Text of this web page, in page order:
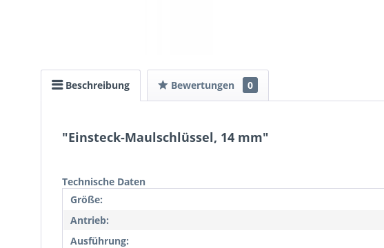
Beschreibung Bewertungen 0
"Einsteck-Maulschlüssel, 14 mm"
Technische Daten
Größe:
Antrieb:
Ausführung: